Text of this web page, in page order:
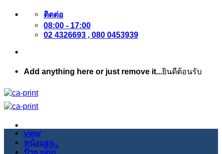
ข้าม
เนื้อหา
ติดต่อ
08:00 - 17:00
02 4326693 , 080 0453939
Add anything here or just remove it...ยินดีต้อนรับ
หน้าแรก
ป้าย sign
view
สวน